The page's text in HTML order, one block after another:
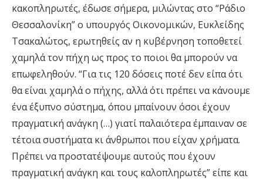
κακοπληρωτές, έδωσε σήμερα, μιλώντας στο “Ράδιο
Θεσσαλονίκη” ο υπουργός Οικονομικών, Ευκλείδης
Τσακαλώτος, ερωτηθείς αν η κυβέρνηση τοποθετεί
χαμηλά τον πήχη ως προς το ποιοι θα μπορούν να
επωφεληθούν. “Για τις 120 δόσεις ποτέ δεν είπα ότι
θα είναι χαμηλά ο πήχης, αλλά ότι πρέπει να κάνουμε
ένα έξυπνο σύστημα, όπου μπαίνουν όσοι έχουν
πραγματική ανάγκη (…) γιατί παλαιότερα έμπαιναν σε
τέτοια συστήματα κι άνθρωποι που είχαν χρήματα.
Πρέπει να προστατέψουμε αυτούς που έχουν
πραγματική ανάγκη και τους καλοπληρωτές” είπε και